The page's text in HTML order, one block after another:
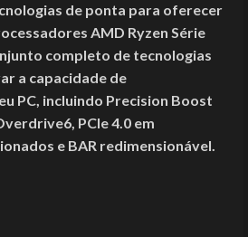
de ponta para ​oferecer
AMD Ryzen Série
completo de tecnologias
a capacidade de
PC, incluindo Precision Boost
PCIe 4.0 em
e BAR redimensionável.